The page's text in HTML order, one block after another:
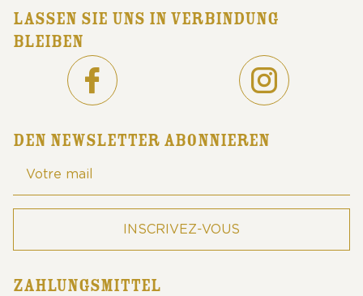
LASSEN SIE UNS IN VERBINDUNG
BLEIBEN
DEN NEWSLETTER ABONNIEREN
ZAHLUNGSMITTEL